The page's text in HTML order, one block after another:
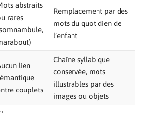
abstraits
rares
Remplacement par des
mots du quotidien de
l’enfant
lien
couplets
Chaîne syllabique
conservée, mots
illustrables par des
images ou objets